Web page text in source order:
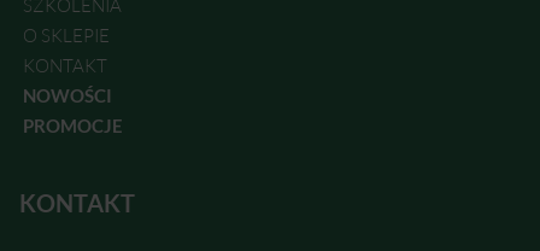
SZKOLENIA
O SKLEPIE
KONTAKT
NOWOŚCI
PROMOCJE
KONTAKT